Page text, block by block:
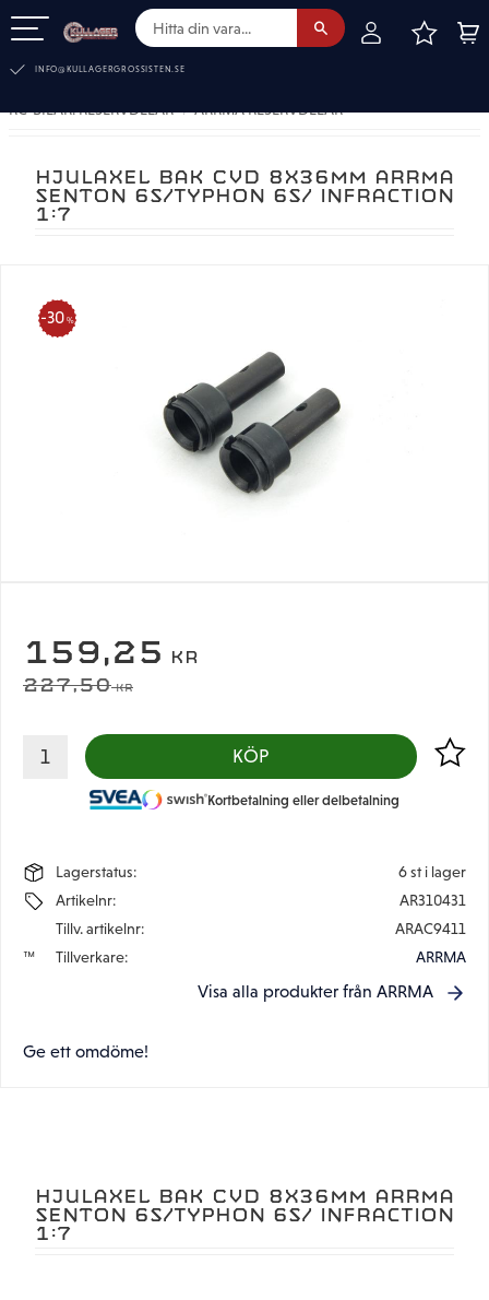
INFO@KULLAGERGROSSISTEN.SE
RC-BILAR. RESERVDELAR ARRMA RESERVDELAR
HJULAXEL BAK CVD 8X36MM ARRMA
SENTON 6S/TYPHON 6S/ INFRACTION
1:7
30 %
NEDSATT PRIS:
159,25 KR
ORDINARIE PRIS:
227,50KR
KÖP Lägg
Kortbetalning eller delbetalning
Lagerstatus
6 st i lager
Artikelnr
AR310431
Tillv. artikelnr
ARAC9411
Tillverkare
ARRMA
Visa alla produkter från ARRMA
Ge ett omdöme!
HJULAXEL BAK CVD 8X36MM ARRMA
SENTON 6S/TYPHON 6S/ INFRACTION
1:7